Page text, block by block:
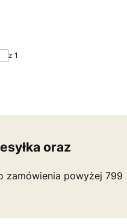
z 1
oraz
zamówienia powyżej 799